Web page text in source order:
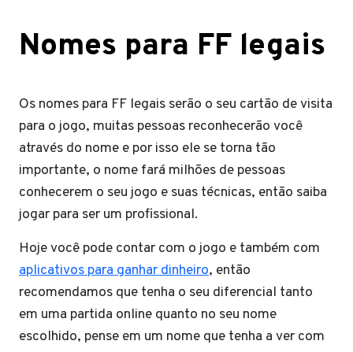
Nomes para FF legais
Os nomes para FF legais serão o seu cartão de visita
para o jogo, muitas pessoas reconhecerão você
através do nome e por isso ele se torna tão
importante, o nome fará milhões de pessoas
conhecerem o seu jogo e suas técnicas, então saiba
jogar para ser um profissional.
Hoje você pode contar com o jogo e também com
aplicativos para ganhar dinheiro, então
recomendamos que tenha o seu diferencial tanto
em uma partida online quanto no seu nome
escolhido, pense em um nome que tenha a ver com